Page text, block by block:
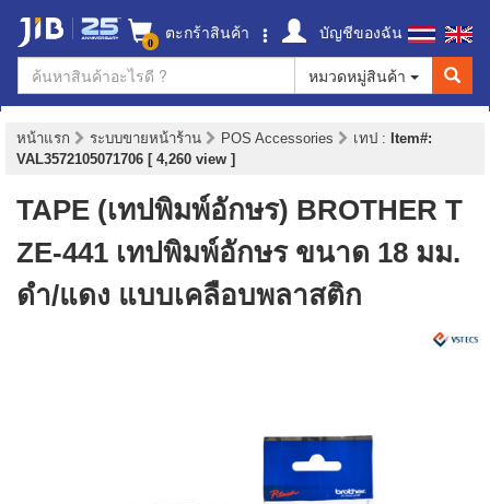
0 ตะกร้าสินค้า
บัญชีของฉัน
หมวดหมู่สินค้า
หน้าแรก ระบบขายหน้าร้าน POS Accessories เทป : Item#:
VAL3572105071706 [ 4,260 view ]
TAPE (เทปพิมพ์อักษร) BROTHER T
ZE-441 เทปพิมพ์อักษร ขนาด 18 มม.
ดำ/แดง แบบเคลือบพลาสติก